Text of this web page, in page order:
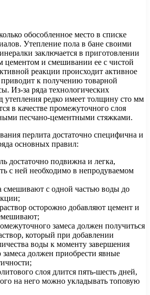
обособленное место в списке
Утепление пола в бане своими
заключается в приготовлении
цементом и смешивании ее с чистой
реакции происходит активное
приводит к получению товарной
Из-за ряда технологических
утепления редко имеет толщину сто мм
в качестве промежуточного слоя
песчано-цементными стяжками.
перлита достаточно специфична и
основных правил:
достаточно подвижна и легка,
с ней необходимо в непродуваемом
смешивают с одной частью воды до
осторожно добавляют цемент и
замеса должен получиться
который при добавлении
воды к моменту завершения
замеса должен приобрести явные
слоя длится пять-шесть дней,
на него можно укладывать топовую